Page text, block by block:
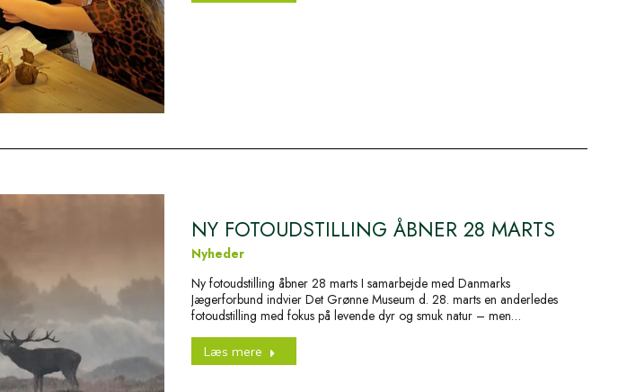
NY FOTOUDSTILLING ÅBNER 28 MARTS
Nyheder
Ny fotoudstilling åbner 28 marts I samarbejde med Danmarks
Jægerforbund indvier Det Grønne Museum d. 28. marts en anderledes
fotoudstilling med fokus på levende dyr og smuk natur – men…
Læs mere